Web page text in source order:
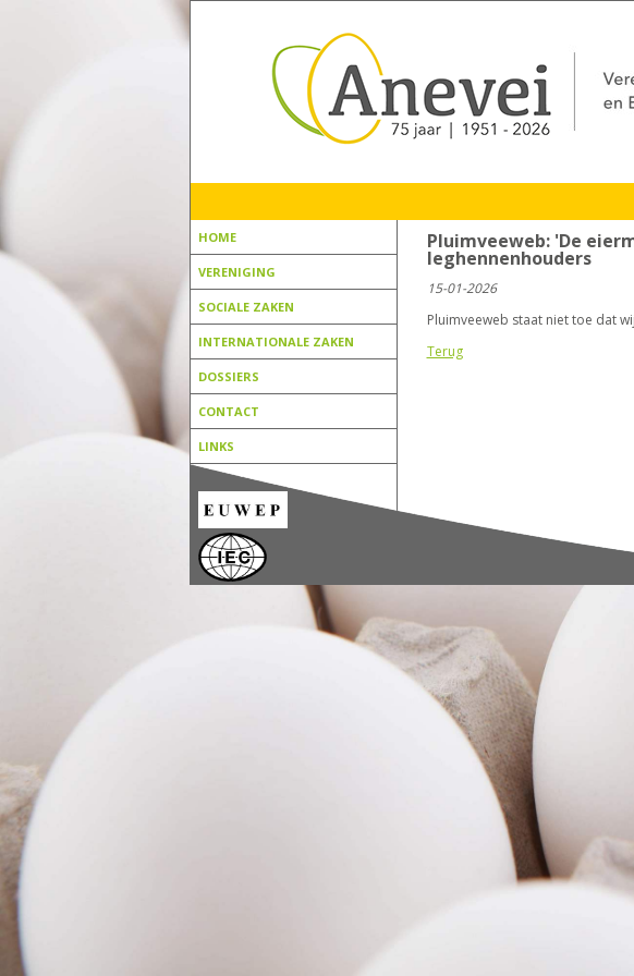
HOME
VERENIGING
SOCIALE ZAKEN
INTERNATIONALE ZAKEN
DOSSIERS
CONTACT
LINKS
Pluimveeweb: 'De
leghennenhouders
15-01-2026
Pluimveeweb staat niet toe dat
Terug